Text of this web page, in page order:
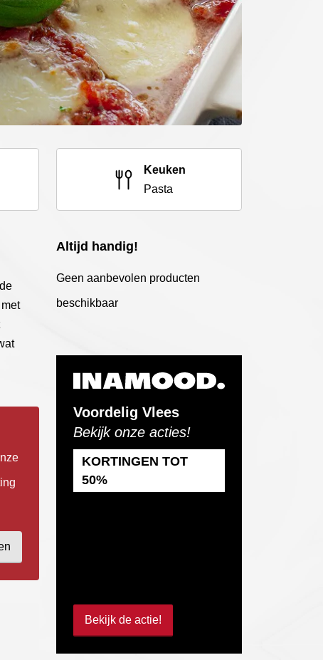
Keuken
Pasta
Altijd handig!
Geen aanbevolen producten
beschikbaar
Voordelig Vlees
Bekijk onze acties!
KORTINGEN TOT
50%
Bekijk de actie!